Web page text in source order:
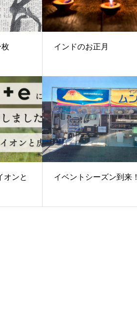
インドのお正月
オンと
イベントシーズン到来！